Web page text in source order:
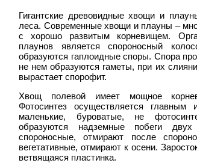
Гигантские древовидные хвощи и
леса. Современные хвощи и плауны –
с хорошо развитым корневищем.
плаунов является спороносный
образуются гаплоидные споры. Спора
не нем образуются гаметы, при их
вырастает спорофит.
Хвощ полевой имеет мощное
Фотосинтез осуществляется
маленькие, буроватые, не
образуются надземные побеги
спороносные, отмирают после
вегетативные, отмирают к осени.
ветвящаяся пластинка.